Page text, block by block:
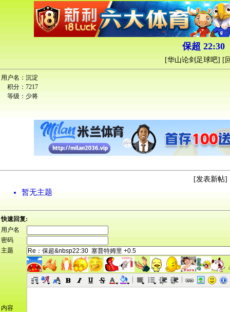
保超 22:30
[华山论剑足球吧] [
用户名： 沉淀
积分： 7217
等级： 少将
[发表新帖]
暂无主题
快速回复:
用户名
密码
主题
内容